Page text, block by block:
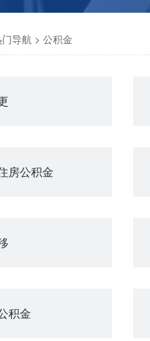
导航 > 公积金
房公积金
积金